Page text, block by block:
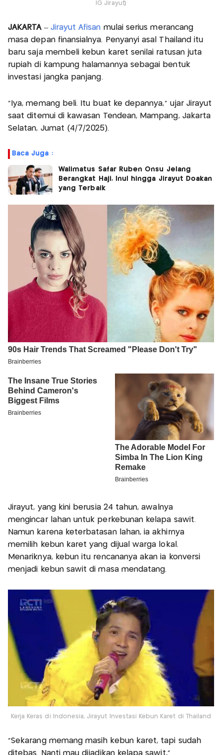
IG Jirayut)
JAKARTA– Jirayut Afisan mulai serius merancang
masa depan finansialnya. Penyanyi asal Thailand itu
baru saja membeli kebun karet senilai ratusan juta
rupiah di kampung halamannya sebagai bentuk
investasi jangka panjang.
“Iya, memang beli. Itu buat ke depannya,” ujar Jirayut
saat ditemui di kawasan Tendean, Mampang, Jakarta
Selatan, Jumat (4/7/2025).
Baca Juga :
Walimatus Safar Ruben Onsu Jelang
Berangkat Haji, Inul hingga Jirayut Doakan
yang Terbaik
Jirayut, yang kini berusia 24 tahun, awalnya
mengincar lahan untuk perkebunan kelapa sawit.
Namun karena keterbatasan lahan, ia akhirnya
memilih kebun karet yang dijual warga lokal.
Menariknya, kebun itu rencananya akan ia konversi
menjadi kebun sawit di masa mendatang.
Kerja Keras di Indonesia, Jirayut Investasi Kebun Karet di Thailand
“Sekarang memang masih kebun karet, tapi sudah
ditebas. Nanti mau dijadikan kelapa sawit,”